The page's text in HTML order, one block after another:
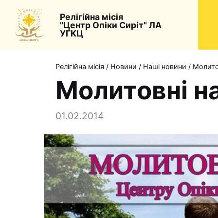
Релігійна місія
"Центр Опіки Сиріт" ЛА
УГКЦ
Релігійна місія / Новини / Наші новини /
Молитовні
01.02.2014